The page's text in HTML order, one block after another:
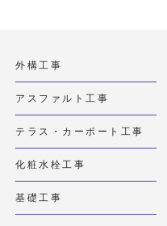
外構工事
アスファルト工事
テラス・カーポート工事
化粧水栓工事
基礎工事